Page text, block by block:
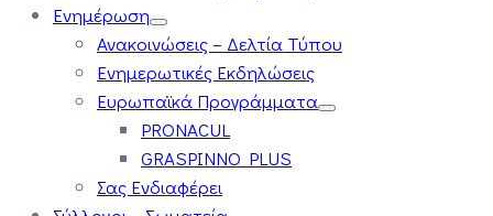
Ενημέρωση
Ανακοινώσεις – Δελτία Τύπου
Ενημερωτικές Εκδηλώσεις
Ευρωπαϊκά Προγράμματα
PRONACUL
GRASPINNO PLUS
Σας Ενδιαφέρει